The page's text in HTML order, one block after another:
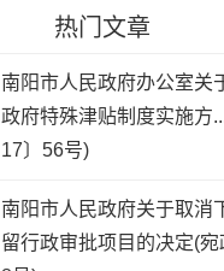
热门文章
南阳市人民政府办公室关
政府特殊津贴制度实施方
17〕56号)
南阳市人民政府关于取消
留行政审批项目的决定(